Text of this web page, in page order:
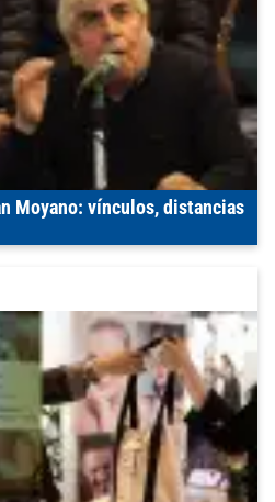
Moyano: vínculos, distancias